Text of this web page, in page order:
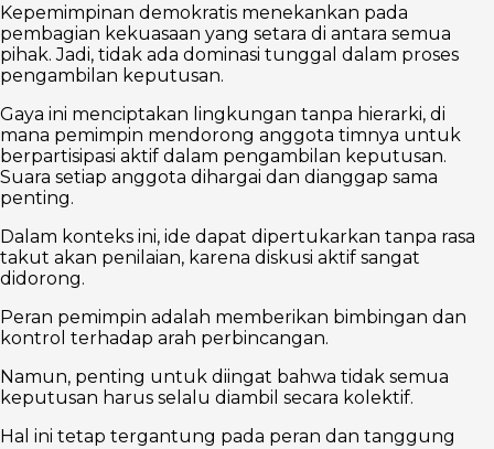
Kepemimpinan demokratis menekankan pada
pembagian kekuasaan yang setara di antara semua
pihak. Jadi, tidak ada dominasi tunggal dalam proses
pengambilan keputusan.
Gaya ini menciptakan lingkungan tanpa hierarki, di
mana pemimpin mendorong anggota timnya untuk
berpartisipasi aktif dalam pengambilan keputusan.
Suara setiap anggota dihargai dan dianggap sama
penting.
Dalam konteks ini, ide dapat dipertukarkan tanpa rasa
takut akan penilaian, karena diskusi aktif sangat
didorong.
Peran pemimpin adalah memberikan bimbingan dan
kontrol terhadap arah perbincangan.
Namun, penting untuk diingat bahwa tidak semua
keputusan harus selalu diambil secara kolektif.
Hal ini tetap tergantung pada peran dan tanggung